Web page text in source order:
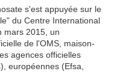
s'est appuyée sur le
du Centre International
mars 2015, un
de l'OMS, maison-
agences officielles
européennes (Efsa,